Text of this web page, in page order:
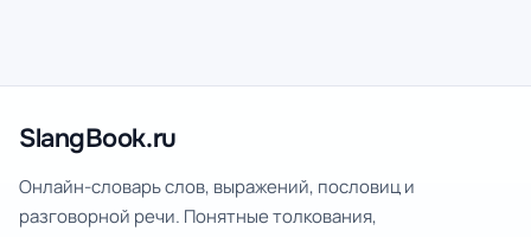
SlangBook.ru
Онлайн-словарь слов, выражений, пословиц и
разговорной речи. Понятные толкования,